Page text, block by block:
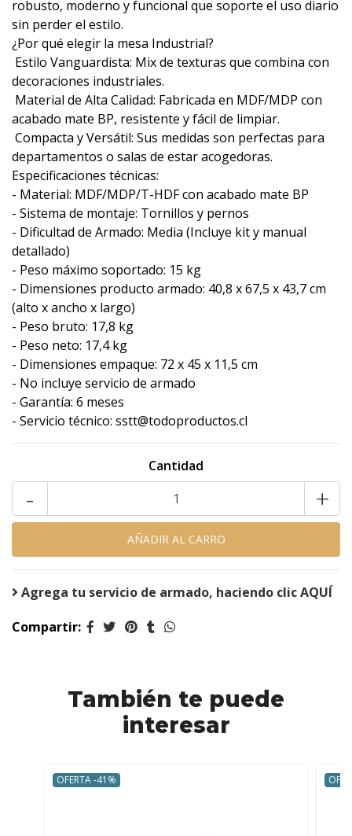
robusto, moderno y funcional que soporte el uso diario
sin perder el estilo.
¿Por qué elegir la mesa Industrial?
 Estilo Vanguardista: Mix de texturas que combina con
decoraciones industriales.
 Material de Alta Calidad: Fabricada en MDF/MDP con
acabado mate BP, resistente y fácil de limpiar.
 Compacta y Versátil: Sus medidas son perfectas para
departamentos o salas de estar acogedoras.
Especificaciones técnicas:
- Material: MDF/MDP/T-HDF con acabado mate BP
- Sistema de montaje: Tornillos y pernos
- Dificultad de Armado: Media (Incluye kit y manual
detallado)
- Peso máximo soportado: 15 kg
- Dimensiones producto armado: 40,8 x 67,5 x 43,7 cm
(alto x ancho x largo)
- Peso bruto: 17,8 kg
- Peso neto: 17,4 kg
- Dimensiones empaque: 72 x 45 x 11,5 cm
- No incluye servicio de armado
- Garantía: 6 meses
- Servicio técnico: sstt@todoproductos.cl
Cantidad
+
-
Agrega tu servicio de armado, haciendo clic AQUÍ
Compartir:
También te puede
interesar
OFERTA -41%